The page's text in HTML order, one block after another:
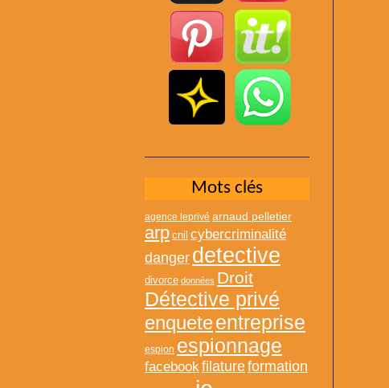
Mots clés
agence leprivé arnaud pelletier
arp cnil cybercriminalité
danger detective
divorce données Droit
Détective privé
enqueteentreprise
espion espionnage
facebook filatureformation